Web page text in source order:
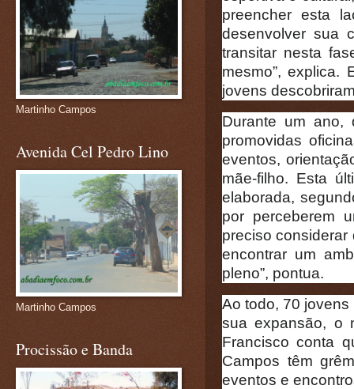
preencher esta
desenvolver sua
transitar nesta
mesmo”, explica.
jovens
Durante um ano,
promovidas
eventos,
mãe-filho. Esta
elaborada,
por perceberem
preciso
encontrar um
pleno”, pontua.
Ao todo, 70
sua expansão, o
Francisco conta
Campos têm
eventos e
Martinho Campos
Avenida Cel Pedro Lino
Martinho Campos
Procissão e Banda